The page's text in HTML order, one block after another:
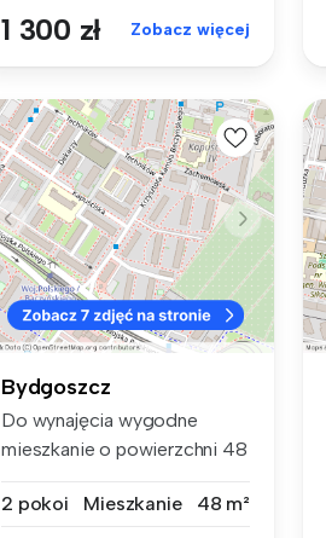
1 300 zł Zobacz więcej
Bydgoszcz
Do wynajęcia wygodne
mieszkanie o powierzchni 48
2 pokoi
Mieszkanie 48 m²